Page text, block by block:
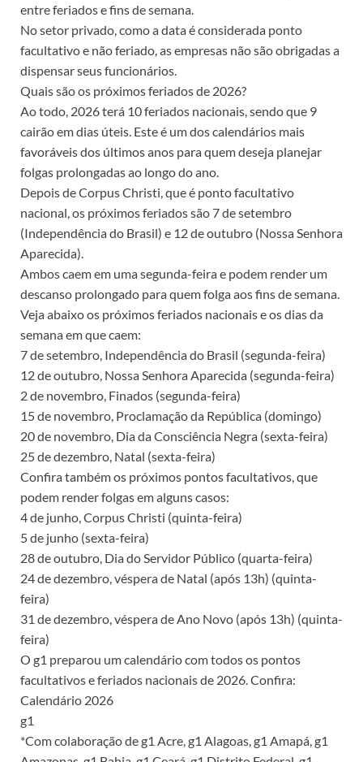
entre feriados e fins de semana.
No setor privado, como a data é considerada ponto
facultativo e não feriado, as empresas não são obrigadas a
dispensar seus funcionários.
Quais são os próximos feriados de 2026?
Ao todo, 2026 terá 10 feriados nacionais, sendo que 9
cairão em dias úteis. Este é um dos calendários mais
favoráveis dos últimos anos para quem deseja planejar
folgas prolongadas ao longo do ano.
Depois de Corpus Christi, que é ponto facultativo
nacional, os próximos feriados são 7 de setembro
(Independência do Brasil) e 12 de outubro (Nossa Senhora
Aparecida).
Ambos caem em uma segunda-feira e podem render um
descanso prolongado para quem folga aos fins de semana.
Veja abaixo os próximos feriados nacionais e os dias da
semana em que caem:
7 de setembro, Independência do Brasil (segunda-feira)
12 de outubro, Nossa Senhora Aparecida (segunda-feira)
2 de novembro, Finados (segunda-feira)
15 de novembro, Proclamação da República (domingo)
20 de novembro, Dia da Consciência Negra (sexta-feira)
25 de dezembro, Natal (sexta-feira)
Confira também os próximos pontos facultativos, que
podem render folgas em alguns casos:
4 de junho, Corpus Christi (quinta-feira)
5 de junho (sexta-feira)
28 de outubro, Dia do Servidor Público (quarta-feira)
24 de dezembro, véspera de Natal (após 13h) (quinta-
feira)
31 de dezembro, véspera de Ano Novo (após 13h) (quinta-
feira)
O g1 preparou um calendário com todos os pontos
facultativos e feriados nacionais de 2026. Confira:
Calendário 2026
g1
*Com colaboração de g1 Acre, g1 Alagoas, g1 Amapá, g1